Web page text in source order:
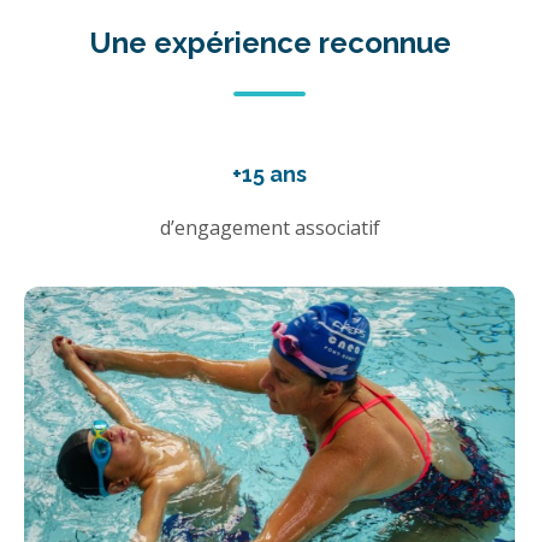
Une expérience reconnue
+15 ans
d’engagement associatif